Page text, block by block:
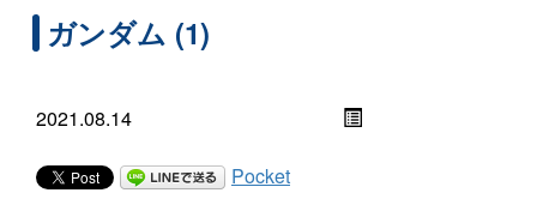
ガンダム (1)
2021.08.14
Pocket